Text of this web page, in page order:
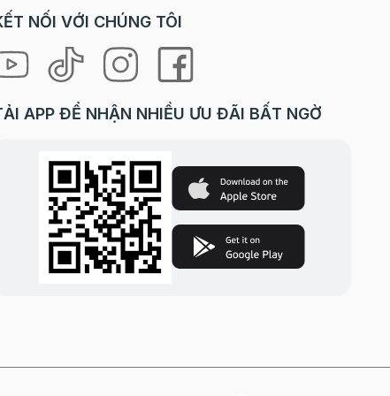
NỐI VỚI CHÚNG TÔI
APP ĐỂ NHẬN NHIỀU ƯU ĐÃI BẤT NGỜ